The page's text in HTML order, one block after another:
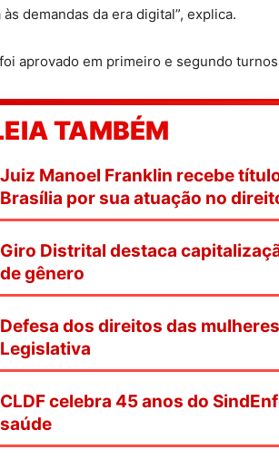
demandas da era digital”, explica.
aprovado em primeiro e segundo
TAMBÉM
Juiz Manoel Franklin recebe
Brasília por sua atuação no
Giro Distrital destaca
de gênero
Defesa dos direitos das
Legislativa
CLDF celebra 45 anos do
saúde